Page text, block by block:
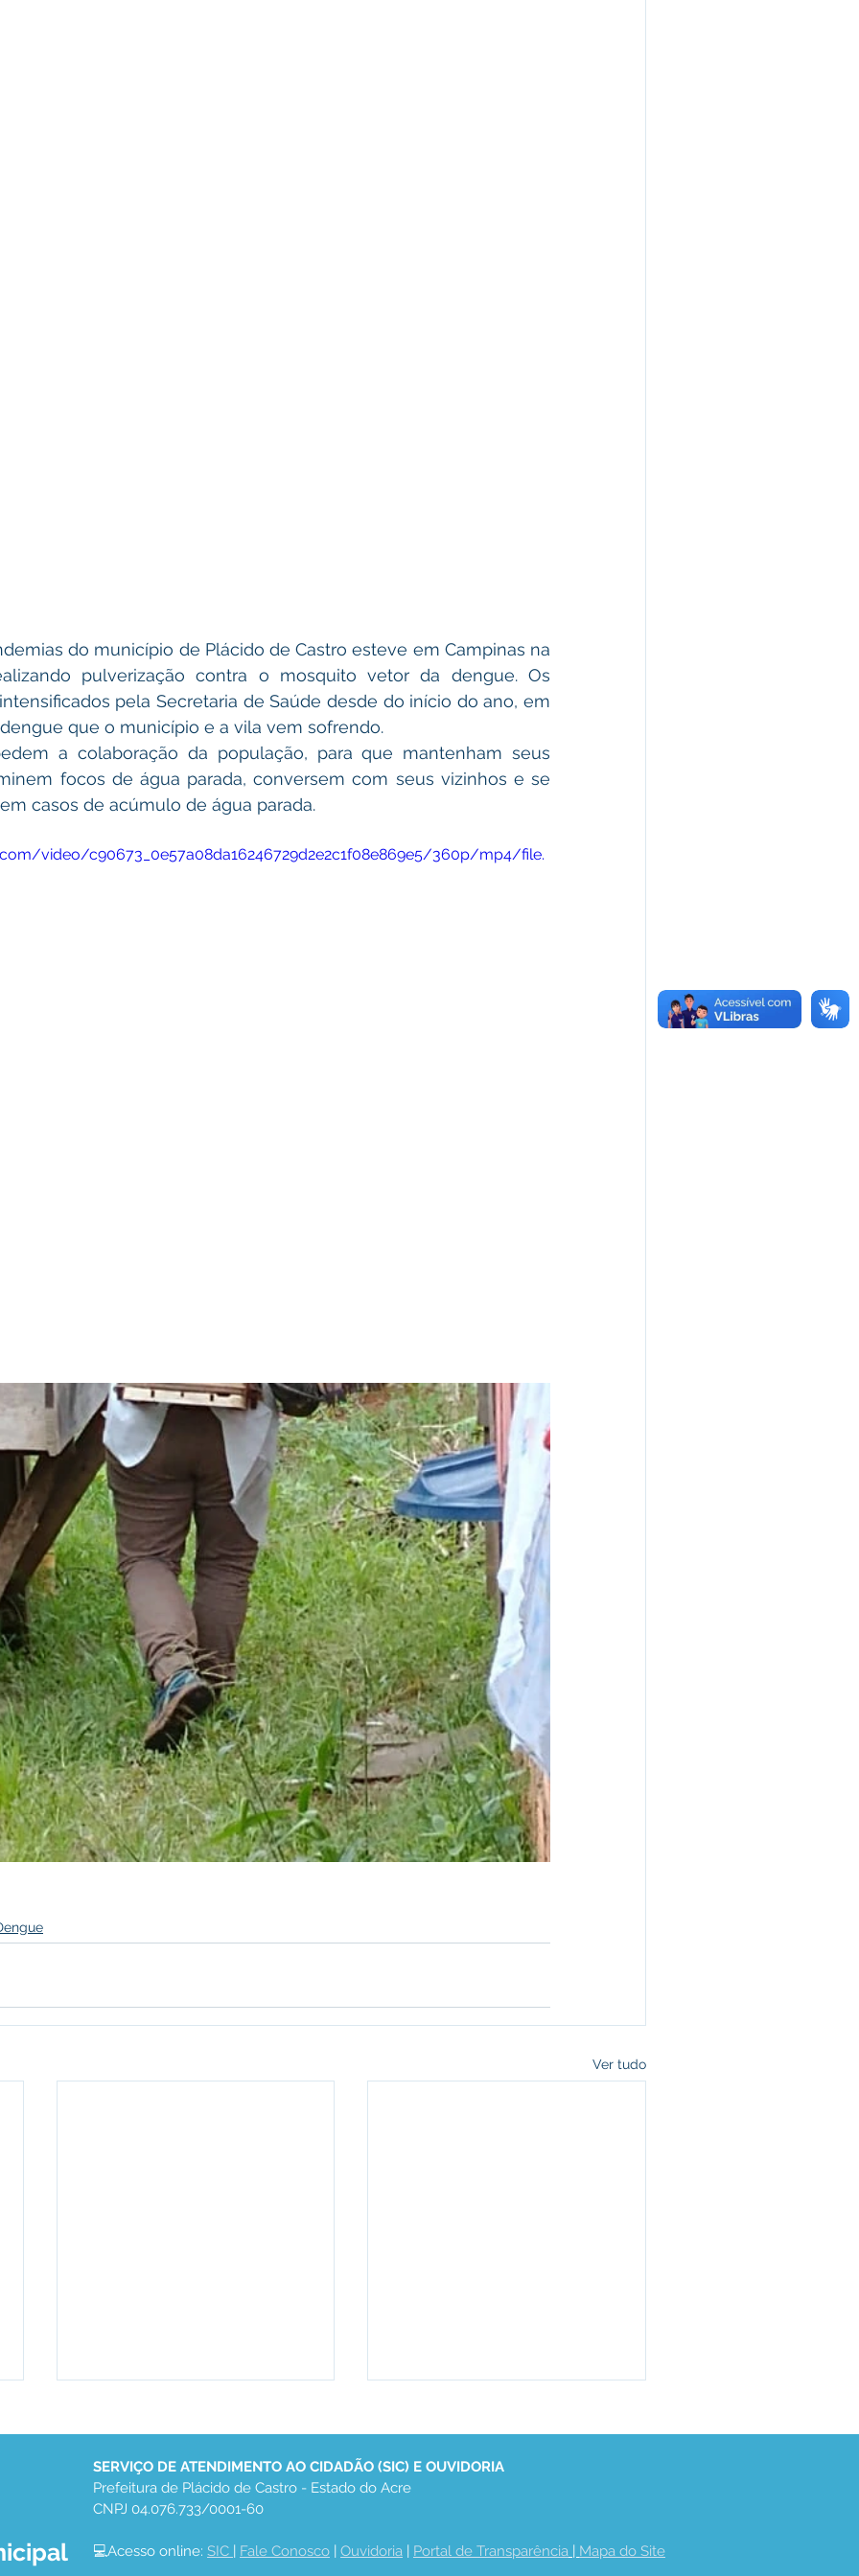
do município de Plácido de Castro esteve em Campinas na
pulverização contra o mosquito vetor da dengue. Os
pela Secretaria de Saúde desde do início do ano, em
que o município e a vila vem sofrendo.
a colaboração da população, para que mantenham seus
focos de água parada, conversem com seus vizinhos e se
casos de acúmulo de água parada.
video/c90673_0e57a08da16246729d2e2c1f08e869e5/360p/mp4/file.
Ver tudo
SERVIÇO DE ATENDIMENTO AO CIDADÃO (SIC) E OUVIDORIA
Prefeitura de Plácido de Castro - Estado do Acre
CNPJ 04.076.733/0001-60
💻Acesso online: SIC Fale Conosco Ouvidoria Portal de Transparência Mapa do Site